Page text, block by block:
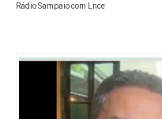
Rádio Sampaio com Lnce